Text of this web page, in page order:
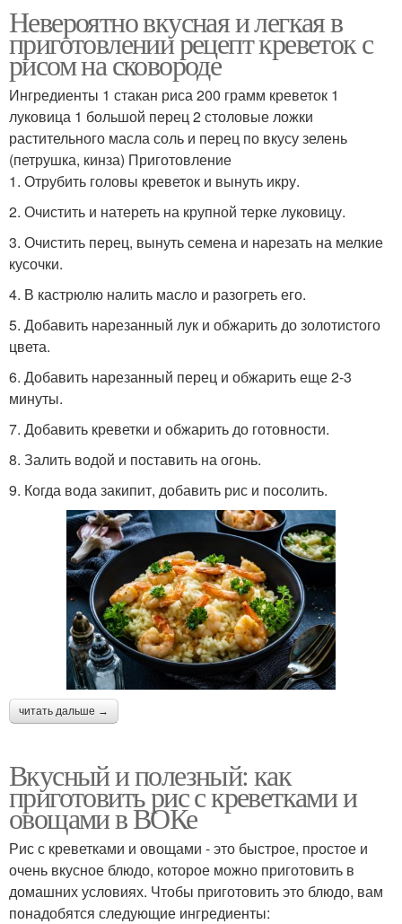
Невероятно вкусная и легкая в
приготовлении рецепт креветок с
рисом на сковороде
Ингредиенты 1 стакан риса 200 грамм креветок 1
луковица 1 большой перец 2 столовые ложки
растительного масла соль и перец по вкусу зелень
(петрушка, кинза) Приготовление
1. Отрубить головы креветок и вынуть икру.
2. Очистить и натереть на крупной терке луковицу.
3. Очистить перец, вынуть семена и нарезать на мелкие
кусочки.
4. В кастрюлю налить масло и разогреть его.
5. Добавить нарезанный лук и обжарить до золотистого
цвета.
6. Добавить нарезанный перец и обжарить еще 2-3
минуты.
7. Добавить креветки и обжарить до готовности.
8. Залить водой и поставить на огонь.
9. Когда вода закипит, добавить рис и посолить.
читать дальше →
Вкусный и полезный: как
приготовить рис с креветками и
овощами в ВОКе
Рис с креветками и овощами - это быстрое, простое и
очень вкусное блюдо, которое можно приготовить в
домашних условиях. Чтобы приготовить это блюдо, вам
понадобятся следующие ингредиенты: